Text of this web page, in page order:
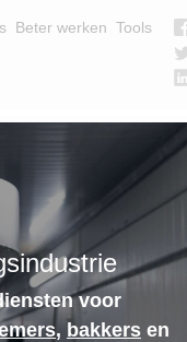
Beter werken Tools
voor
, bakkers en